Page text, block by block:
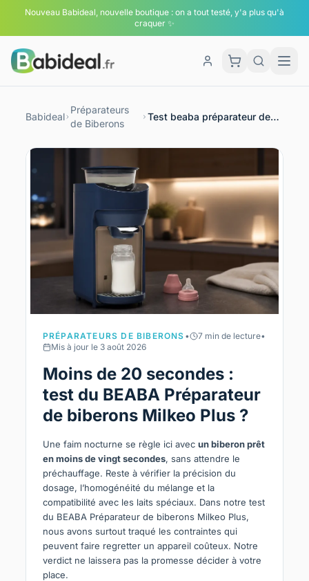
Nouveau Babideal, nouvelle boutique : on a tout testé, y'a plus qu'à
craquer ✨
Babideal
Préparateurs
de Biberons
Test beaba préparateur de
PRÉPARATEURS DE BIBERONS • 7 min de lecture•
Mis à jour le 3 août 2026
Moins de 20 secondes :
test du BEABA Préparateur
de biberons Milkeo Plus ?
Une faim nocturne se règle ici avec un biberon prêt
en moins de vingt secondes, sans attendre le
préchauffage. Reste à vérifier la précision du
dosage, l’homogénéité du mélange et la
compatibilité avec les laits spéciaux. Dans notre test
du BEABA Préparateur de biberons Milkeo Plus,
nous avons surtout traqué les contraintes qui
peuvent faire regretter un appareil coûteux. Notre
verdict ne laissera pas la promesse décider à votre
place.